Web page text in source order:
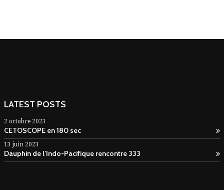
LATEST POSTS
2 octobre 2023
CETOSCOPE en 180 sec
13 juin 2023
Dauphin de l’Indo-Pacifique rencontre 333